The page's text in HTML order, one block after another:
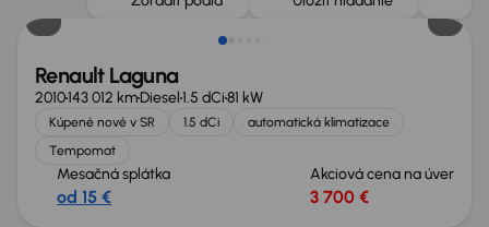
Renault Laguna
2010143 012 kmDiesel1.5 dCi81 kW
Kúpené nové v SR 1.5 dCi
automatická klimatizace
Tempomat
Mesačná splátka
od 15 €
Akciová cena na úver
3 700 €
Zlacnené o 1 700 €